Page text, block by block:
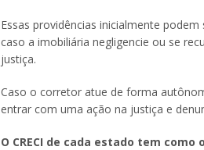
Essas providências inicialmente
caso a imobiliária negligencie ou se
justiça.
Caso o corretor atue de forma
entrar com uma ação na justiça e
O CRECI de cada estado tem